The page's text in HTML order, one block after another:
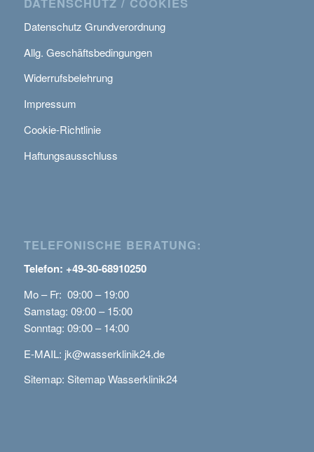
Datenschutz Grundverordnung
Allg. Geschäftsbedingungen
Widerrufsbelehrung
Impressum
Cookie-Richtlinie
Haftungsausschluss
TELEFONISCHE BERATUNG:
Telefon: +49-30-68910250
Mo – Fr: 09:00 – 19:00
Samstag: 09:00 – 15:00
Sonntag: 09:00 – 14:00
E-MAIL: jk@wasserklinik24.de
Sitemap: Sitemap Wasserklinik24